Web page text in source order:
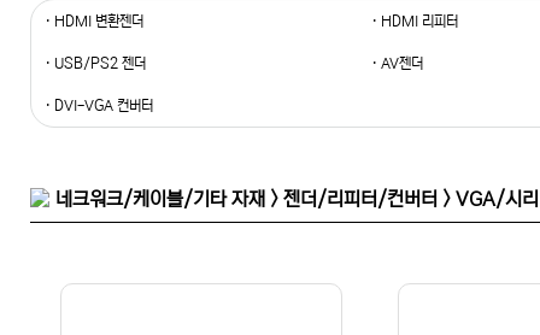
· HDMI 변환젠더 · HDMI 리피터
· USB/PS2 젠더 · AV젠더
· DVI-VGA 컨버터
네크워크/케이블/기타 자재 > 젠더/리피터/컨버터 > VGA/시